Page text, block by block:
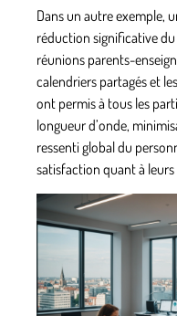
Dans un autre exemple,
réduction significative du
réunions parents-
calendriers partagés et
ont permis à tous les
longueur d’onde,
ressenti global du
satisfaction quant à